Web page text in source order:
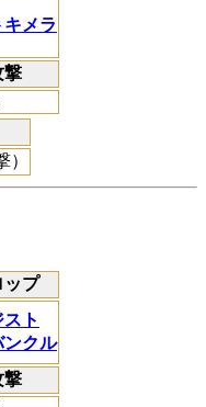
キメラ
撃
ップ
ト
ンクル
撃